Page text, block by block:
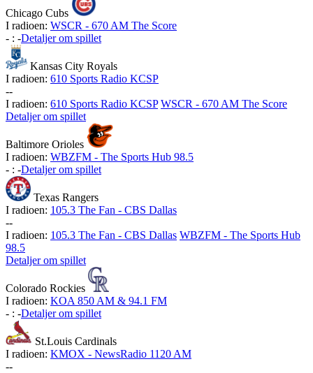
Chicago Cubs
I radioen: WSCR - 670 AM The Score
- : -Detaljer om spillet
Kansas City Royals
I radioen: 610 Sports Radio KCSP
--
I radioen: 610 Sports Radio KCSP WSCR - 670 AM The Score
Detaljer om spillet
Baltimore Orioles
I radioen: WBZFM - The Sports Hub 98.5
- : -Detaljer om spillet
Texas Rangers
I radioen: 105.3 The Fan - CBS Dallas
--
I radioen: 105.3 The Fan - CBS Dallas WBZFM - The Sports Hub
98.5
Detaljer om spillet
Colorado Rockies
I radioen: KOA 850 AM & 94.1 FM
- : -Detaljer om spillet
St.Louis Cardinals
I radioen: KMOX - NewsRadio 1120 AM
--